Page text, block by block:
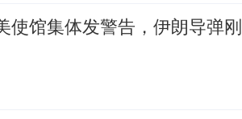
使馆集体发警告，伊朗导弹刚